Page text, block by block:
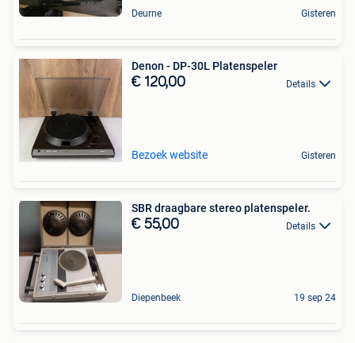
Deurne Gisteren
Denon - DP-30L Platenspeler
€ 120,00 Details
Bezoek website Gisteren
SBR draagbare stereo platenspeler.
€ 55,00 Details
Diepenbeek 19 sep 24